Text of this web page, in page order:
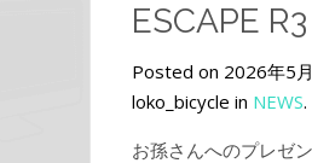
ESCAPE R3
Posted on 2026年5
loko_bicycle in NEWS.
お孫さんへのプレゼ